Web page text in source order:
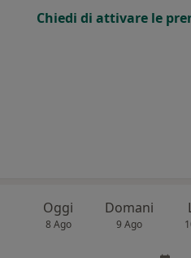
Chiedi di attivare le
Oggi
8 Ago
Domani
9 Ago